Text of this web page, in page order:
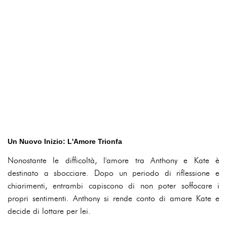
Un Nuovo Inizio: L'Amore Trionfa
Nonostante le difficoltà, l'amore tra Anthony e Kate è
destinato a sbocciare. Dopo un periodo di riflessione e
chiarimenti, entrambi capiscono di non poter soffocare i
propri sentimenti. Anthony si rende conto di amare Kate e
decide di lottare per lei.